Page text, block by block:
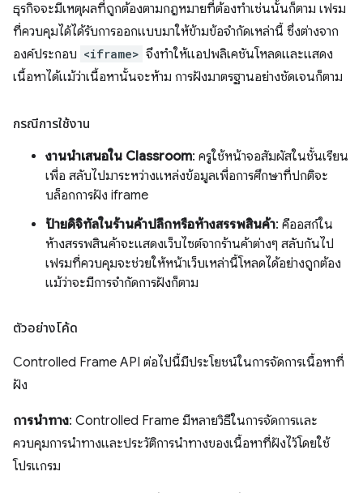
ธุรกิจจะมีเหตุผลที่ถูกต้องตามกฎหมายที่ต้องทำเช่นนั้นก็ตาม เฟรม
ที่ควบคุมได้ได้รับการออกแบบมาให้ข้ามข้อจำกัดเหล่านี้ ซึ่งต่างจาก
องค์ประกอบ <iframe> จึงทำให้แอปพลิเคชันโหลดและแสดง
เนื้อหาได้แม้ว่าเนื้อหานั้นจะห้าม การฝังมาตรฐานอย่างชัดเจนก็ตาม
กรณีการใช้งาน
งานนำเสนอใน Classroom: ครูใช้หน้าจอสัมผัสในชั้นเรียน
เพื่อ สลับไปมาระหว่างแหล่งข้อมูลเพื่อการศึกษาที่ปกติจะ
บล็อกการฝัง iframe
ป้ายดิจิทัลในร้านค้าปลีกหรือห้างสรรพสินค้า: คีออสก์ใน
ห้างสรรพสินค้าจะแสดงเว็บไซต์จากร้านค้าต่างๆ สลับกันไป
เฟรมที่ควบคุมจะช่วยให้หน้าเว็บเหล่านี้โหลดได้อย่างถูกต้อง
แม้ว่าจะมีการจํากัดการฝังก็ตาม
ตัวอย่างโค้ด
Controlled Frame API ต่อไปนี้มีประโยชน์ในการจัดการเนื้อหาที่
ฝัง
การนำทาง: Controlled Frame มีหลายวิธีในการจัดการและ
ควบคุมการนำทางและประวัติการนำทางของเนื้อหาที่ฝังไว้โดยใช้
โปรแกรม